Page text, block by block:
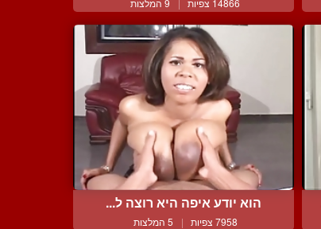
הוא יודע איפה היא רוצה ל...
7958 צפיות | 5 המלצות